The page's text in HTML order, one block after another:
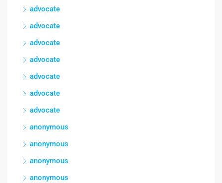
advocate
advocate
advocate
advocate
advocate
advocate
advocate
anonymous
anonymous
anonymous
anonymous